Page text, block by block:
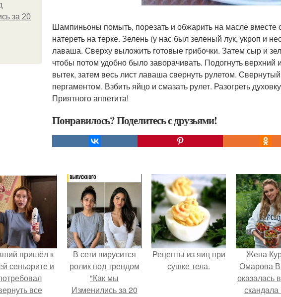
за 20
Шампиньоны помыть, порезать и обжарить на масле вместе
натереть на терке. Зелень (у нас был зеленый лук, укроп и
лаваша. Сверху выложить готовые грибочки. Затем сыр и
чтобы потом удобно было заворачивать. Подогнуть
вытек, затем весь лист лаваша свернуть рулетом.
пергаментом. Взбить яйцо и смазать рулет. Разогреть
Приятного аппетита!
Понравилось? Поделитесь с друзьями!
пришёл к
сеньорите и
все
В сети вирусится
ролик под трендом
"Как мы
Изменились за 20
Рецепты из яиц при
сушке тела.
Жена
Омарова
оказалась
скандала